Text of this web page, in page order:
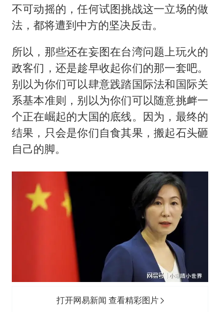
不可动摇的，任何试图挑战这一立场的做
法，都将遭到中方的坚决反击。
所以，那些还在妄图在台湾问题上玩火的
政客们，还是趁早收起你们的那一套吧。
别以为你们可以肆意践踏国际法和国际关
系基本准则，别以为你们可以随意挑衅一
个正在崛起的大国的底线。因为，最终的
结果，只会是你们自食其果，搬起石头砸
自己的脚。
打开网易新闻 查看精彩图片